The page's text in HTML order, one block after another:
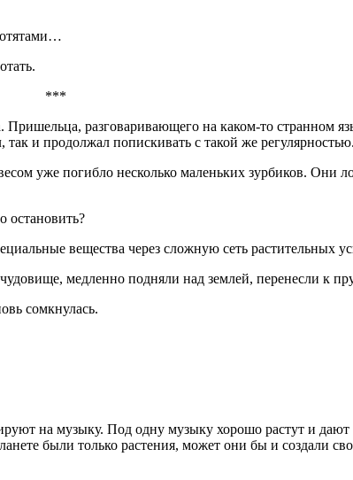
***
разговаривающего на каком-то странном
и продолжал попискивать с такой же регулярностью.
уже погибло несколько маленьких зурбиков. Они
остановить?
вещества через сложную сеть растительных
медленно подняли над землей, перенесли к
сомкнулась.
на музыку. Под одну музыку хорошо растут и
были только растения, может они бы и создали